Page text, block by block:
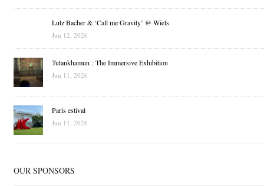
Lutz Bacher & ‘Call me Gravity’ @ Wiels
Jun 12, 2026
Tutankhamun : The Immersive Exhibition
Jun 11, 2026
Paris estival
Jun 11, 2026
OUR SPONSORS